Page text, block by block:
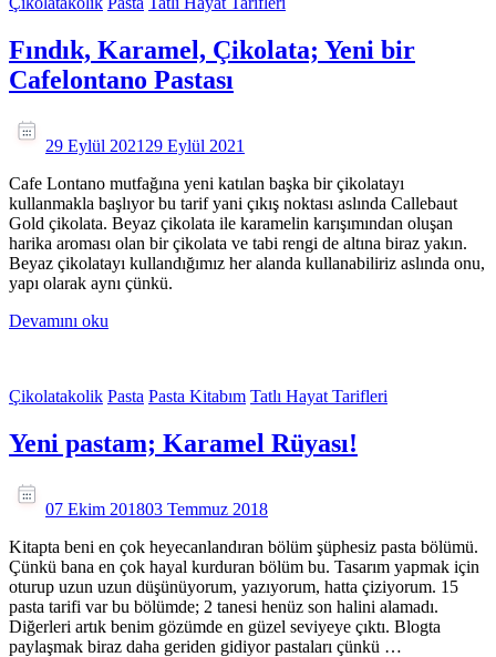
Fındık, Karamel, Çikolata; Yeni bir
Cafelontano Pastası
29 Eylül 2021 29 Eylül 2021
Cafe Lontano mutfağına yeni katılan başka bir çikolatayı
kullanmakla başlıyor bu tarif yani çıkış noktası aslında Callebaut
Gold çikolata. Beyaz çikolata ile karamelin karışımından oluşan
harika aroması olan bir çikolata ve tabi rengi de altına biraz yakın.
Beyaz çikolatayı kullandığımız her alanda kullanabiliriz aslında onu,
yapı olarak aynı çünkü.
Devamını oku
Çikolatakolik Pasta Pasta Kitabım Tatlı Hayat Tarifleri
Yeni pastam; Karamel Rüyası!
07 Ekim 201803 Temmuz 2018
Kitapta beni en çok heyecanlandıran bölüm şüphesiz pasta bölümü.
Çünkü bana en çok hayal kurduran bölüm bu. Tasarım yapmak için
oturup uzun uzun düşünüyorum, yazıyorum, hatta çiziyorum. 15
pasta tarifi var bu bölümde; 2 tanesi henüz son halini alamadı.
Diğerleri artık benim gözümde en güzel seviyeye çıktı. Blogta
paylaşmak biraz daha geriden gidiyor pastaları çünkü …